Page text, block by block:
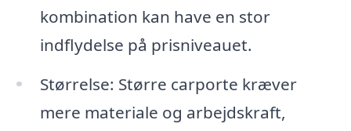
kombination kan have en stor
indflydelse på prisniveauet.
Størrelse: Større carporte kræver
mere materiale og arbejdskraft,